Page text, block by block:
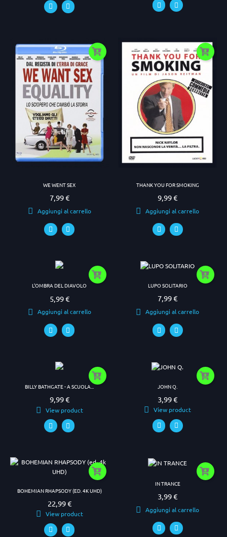
WE WENT SEX
Prezzo
7,99 €
Aggiungi al carrello
THANK YOU FOR SMOKING
Prezzo
9,99 €
Aggiungi al carrello
L'OMBRA DEL DIAVOLO
Prezzo
5,99 €
Aggiungi al carrello
LUPO SOLITARIO
Prezzo
7,99 €
Aggiungi al carrello
BILLY BATHGATE - A SCUOLA...
Prezzo
9,99 €
View product
JOHN Q.
Prezzo
3,99 €
View product
BOHEMIAN RHAPSODY (ED. 4K UHD)
Prezzo
22,99 €
View product
IN TRANCE
Prezzo
3,99 €
Aggiungi al carrello